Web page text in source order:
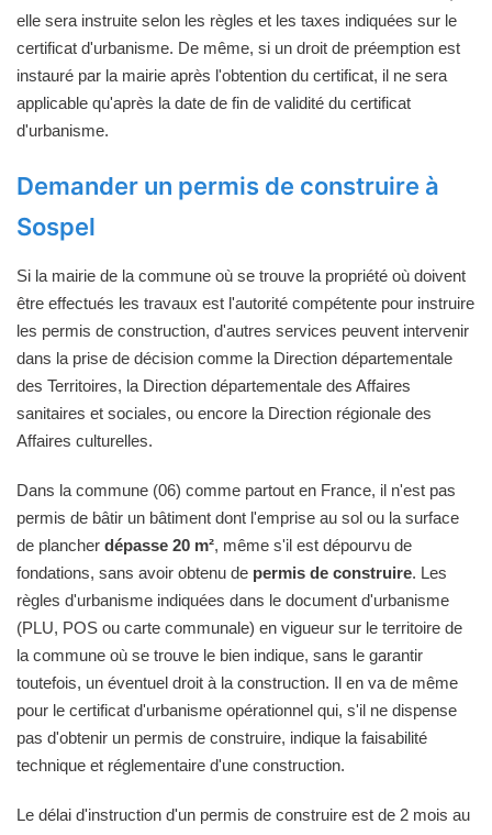
elle sera instruite selon les règles et les taxes indiquées sur le
certificat d'urbanisme. De même, si un droit de préemption est
instauré par la mairie après l'obtention du certificat, il ne sera
applicable qu'après la date de fin de validité du certificat
d'urbanisme.
Demander un permis de construire à
Sospel
Si la mairie de la commune où se trouve la propriété où doivent
être effectués les travaux est l'autorité compétente pour instruire
les permis de construction, d'autres services peuvent intervenir
dans la prise de décision comme la Direction départementale
des Territoires, la Direction départementale des Affaires
sanitaires et sociales, ou encore la Direction régionale des
Affaires culturelles.
Dans la commune (06) comme partout en France, il n'est pas
permis de bâtir un bâtiment dont l'emprise au sol ou la surface
de plancher dépasse 20 m², même s'il est dépourvu de
fondations, sans avoir obtenu de permis de construire. Les
règles d'urbanisme indiquées dans le document d'urbanisme
(PLU, POS ou carte communale) en vigueur sur le territoire de
la commune où se trouve le bien indique, sans le garantir
toutefois, un éventuel droit à la construction. Il en va de même
pour le certificat d'urbanisme opérationnel qui, s'il ne dispense
pas d'obtenir un permis de construire, indique la faisabilité
technique et réglementaire d'une construction.
Le délai d'instruction d'un permis de construire est de 2 mois au